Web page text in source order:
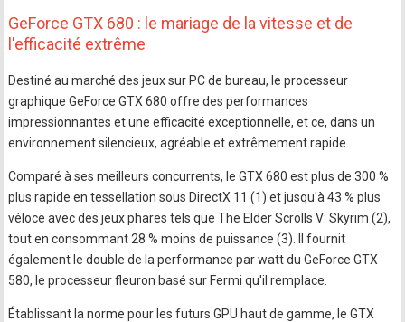
GeForce GTX 680 : le mariage de la vitesse et de
l'efficacité extrême
Destiné au marché des jeux sur PC de bureau, le processeur
graphique GeForce GTX 680 offre des performances
impressionnantes et une efficacité exceptionnelle, et ce, dans un
environnement silencieux, agréable et extrêmement rapide.
Comparé à ses meilleurs concurrents, le GTX 680 est plus de 300 %
plus rapide en tessellation sous DirectX 11 (1) et jusqu'à 43 % plus
véloce avec des jeux phares tels que The Elder Scrolls V: Skyrim (2),
tout en consommant 28 % moins de puissance (3). Il fournit
également le double de la performance par watt du GeForce GTX
580, le processeur fleuron basé sur Fermi qu'il remplace.
Établissant la norme pour les futurs GPU haut de gamme, le GTX